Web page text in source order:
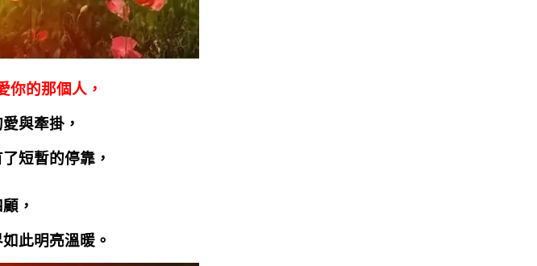
你的那個人，
與牽掛，
短暫的停靠，
，
此明亮溫暖。